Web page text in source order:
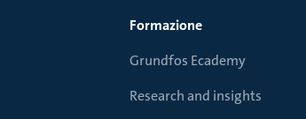
Formazione
Grundfos Ecademy
Research and insights